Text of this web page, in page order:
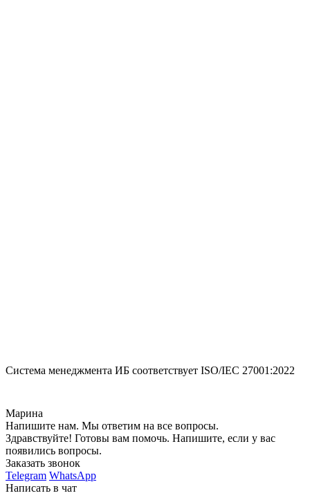
Система менеджмента ИБ соответствует ISO/IEC 27001:2022
Марина
Напишите нам. Мы ответим на все вопросы.
Здравствуйте! Готовы вам помочь. Напишите, если у вас
появились вопросы.
Заказать звонок
Telegram WhatsApp
Написать в чат